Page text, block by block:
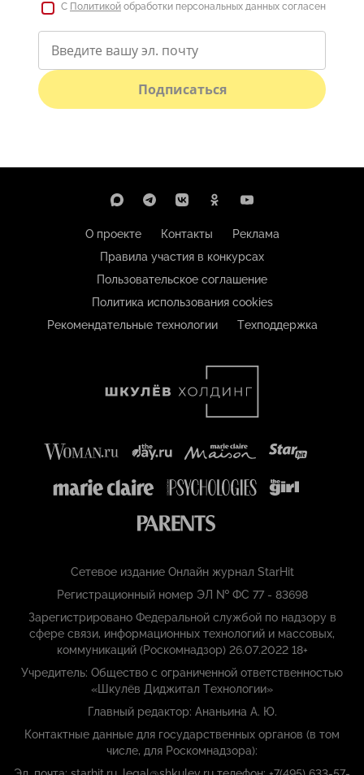
С Политикой обработки персональных данных согласен
Подписаться
О проекте Контакты
Реклама
Правила участия в конкурсах
Пользовательское соглашение
Политика использования cookies
Рекомендательные технологии
Техподдержка
Сетевое издание Онлайн журнал StarHit
Регистрационный номер ЭЛ № ФС 77 - 83698
Зарегистрировано Федеральной службой по надзору в
сфере связи, информационных технологий и массовых,
коммуникаций (Роскомнадзор) 26.07.2022 18+
Учредитель: Общество с ограниченной ответственностью
«Шкулёв Диджитал Технологии»
Главный редактор: Ананьина А. Ю.
Контактные данные для государственных органов (в том
числе, для Роскомнадзора):